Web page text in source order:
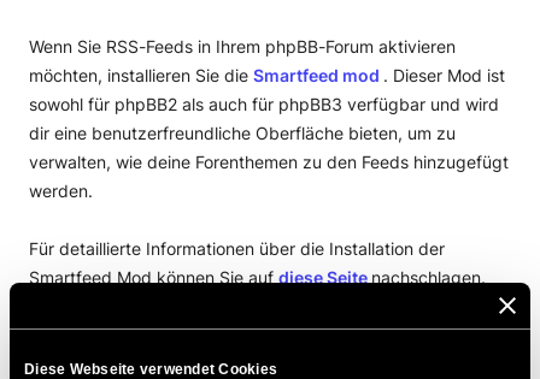
Diese Webseite verwendet Cookies
Wenn Sie RSS-Feeds in Ihrem phpBB-Forum aktivieren
möchten, installieren Sie die Smartfeed mod . Dieser Mod ist
sowohl für phpBB2 als auch für phpBB3 verfügbar und wird
dir eine benutzerfreundliche Oberfläche bieten, um zu
verwalten, wie deine Forenthemen zu den Feeds hinzugefügt
werden.
Für detaillierte Informationen über die Installation der
Smartfeed Mod können Sie auf diese Seite nachschlagen.